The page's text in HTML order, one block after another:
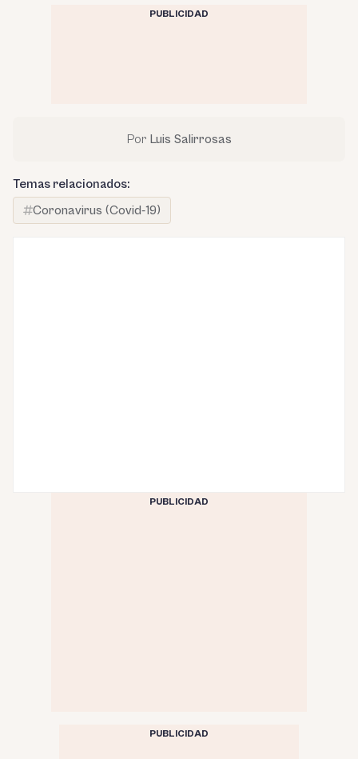
PUBLICIDAD
Por Luis Salirrosas
Temas relacionados:
Coronavirus (Covid-19)
PUBLICIDAD
PUBLICIDAD